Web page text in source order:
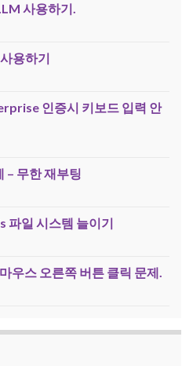
사용하기.
용하기
인증시 키보드 입력 안
– 무한 재부팅
일 시스템 늘이기
우스 오른쪽 버튼 클릭 문제.